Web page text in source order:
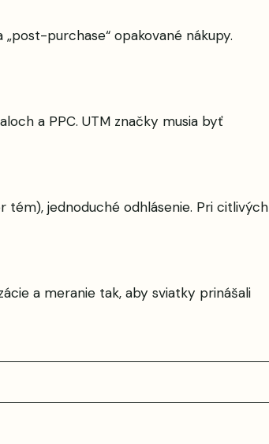
purchase“ opakované nákupy.
a PPC. UTM značky musia byť
tém), jednoduché odhlásenie. Pri citlivých
a meranie tak, aby sviatky prinášali